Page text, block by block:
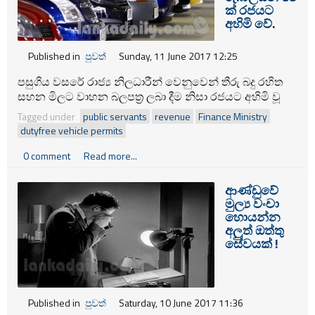
ක් රජයට
අහිමි වේ.
Published in පුවත් Sunday, 11 June 2017 12:25
පසුගිය වසරේ රාජ්‍ය නිලධාරීන් වෙනුවෙන් තීරු බදු රහිත
සහන මිලට වාහන බලපත්‍ර ලබා දීම නිසා රජයට අහිමි වූ
ආදායම රුපියල් බිලියන 38.2 වන බව මුදල් අමාත්‍යංශයේ
2016 වාර්ෂික වාර්තාවේ දැක්වේ. කෙසේ නමුත් ඒ ඊට පෙර
2015 වසරේ පාඩුවට වඩා බිලියන 2 ක අඩුවීමකි.
Tagged under public servants revenue Finance Ministry
dutyfree vehicle permits
0 comment
Read more...
ආණ්ඩුවේ
මුල්‍ය වංචා
හොයන්න
අලුත් ඔත්තු
සේවයක් !
Published in පුවත් Saturday, 10 June 2017 11:36